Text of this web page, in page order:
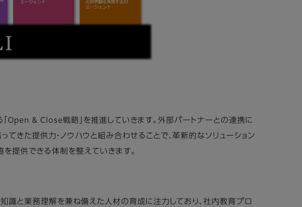
Open & Close戦略」を推進していきます。外部パートナーとの連携に
きた提供力・ノウハウと組み合わせることで、革新的なソリューション
提供できる体制を整えていきます。
識と業務理解を兼ね備えた人材の育成に注力しており、社内教育プロ